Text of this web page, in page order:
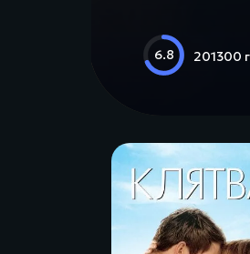
6.8 201300